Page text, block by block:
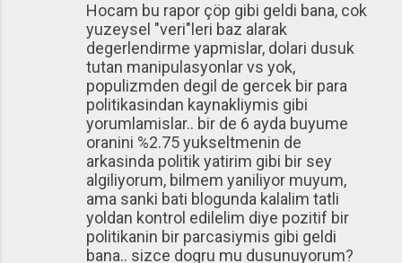
Hocam bu rapor çöp gibi geldi bana, cok
yuzeysel "veri"leri baz alarak
degerlendirme yapmislar, dolari dusuk
tutan manipulasyonlar vs yok,
populizmden degil de gercek bir para
politikasindan kaynakliymis gibi
yorumlamislar.. bir de 6 ayda buyume
oranini %2.75 yukseltmenin de
arkasinda politik yatirim gibi bir sey
algiliyorum, bilmem yaniliyor muyum,
ama sanki bati blogunda kalalim tatli
yoldan kontrol edilelim diye pozitif bir
politikanin bir parcasiymis gibi geldi
bana.. sizce dogru mu dusunuyorum?